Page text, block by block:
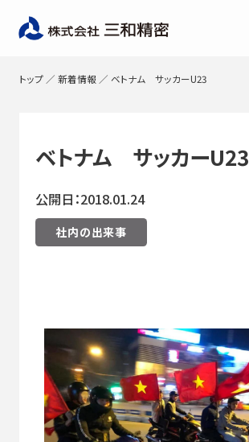
トップ ／ 新着情報 ／ ベトナム サッカーU23
ベトナム サッカーU23
公開日：2018.01.24
社内の出来事